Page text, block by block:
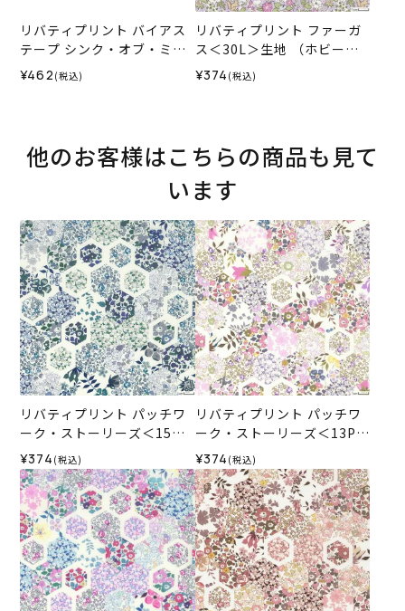
リバティプリント バイアス
テープ シンク・オブ・ミー
＜15P＞
¥462 (税込)
リバティプリント ファーガ
ス＜30L＞生地 （ホビーラ
ホビーレオリジナル）2026
¥374 (税込)
他のお客様はこちらの商品も見て
います
リバティプリント パッチワ
ーク・ストーリーズ＜15GR
＞生地 （ホビーラホビーレ
オリジナル）2026SS
¥374 (税込)
リバティプリント パッチワ
ーク・ストーリーズ＜13P＞
生地 （ホビーラホビーレオ
リジナル）2026SS
¥374 (税込)